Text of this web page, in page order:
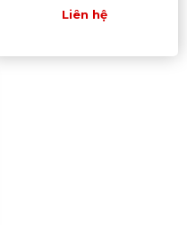
256GB
Liên hệ